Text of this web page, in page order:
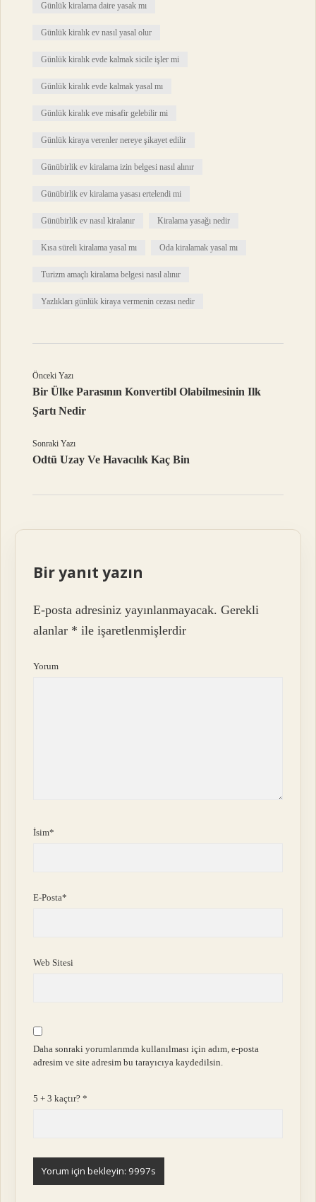
Günlük kiralama daire yasak mı
Günlük kiralık ev nasıl yasal olur
Günlük kiralık evde kalmak sicile işler mi
Günlük kiralık evde kalmak yasal mı
Günlük kiralık eve misafir gelebilir mi
Günlük kiraya verenler nereye şikayet edilir
Günübirlik ev kiralama izin belgesi nasıl alınır
Günübirlik ev kiralama yasası ertelendi mi
Günübirlik ev nasıl kiralanır Kiralama yasağı nedir
Kısa süreli kiralama yasal mı Oda kiralamak yasal mı
Turizm amaçlı kiralama belgesi nasıl alınır
Yazlıkları günlük kiraya vermenin cezası nedir
Önceki Yazı
Bir Ülke Parasının Konvertibl Olabilmesinin Ilk
Şartı Nedir
Sonraki Yazı
Odtü Uzay Ve Havacılık Kaç Bin
Bir yanıt yazın
E-posta adresiniz yayınlanmayacak. Gerekli
alanlar * ile işaretlenmişlerdir
Yorum
İsim*
E-Posta*
Web Sitesi
Daha sonraki yorumlarımda kullanılması için adım, e-posta
adresim ve site adresim bu tarayıcıya kaydedilsin.
5 + 3 kaçtır?*